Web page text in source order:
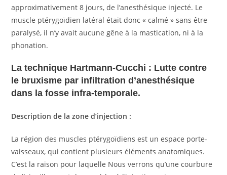
approximativement 8 jours, de l’anesthésique injecté. Le
muscle ptérygoïdien latéral était donc « calmé » sans être
paralysé, il n’y avait aucune gêne à la mastication, ni à la
phonation.
La technique Hartmann-Cucchi : Lutte contre
le bruxisme par infiltration d’anesthésique
dans la fosse infra-temporale.
Description de la zone d’injection :
La région des muscles ptérygoïdiens est un espace porte-
vaisseaux, qui contient plusieurs éléments anatomiques.
C’est la raison pour laquelle Nous verrons qu’une courbure